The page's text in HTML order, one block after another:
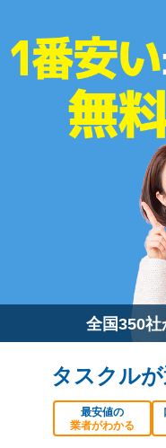
全国350
タスクル
最安値の
業者がわかる